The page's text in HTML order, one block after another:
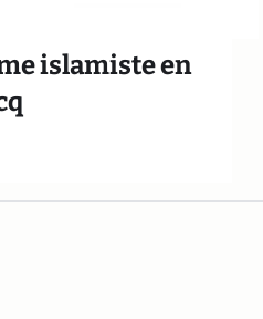
islamiste en